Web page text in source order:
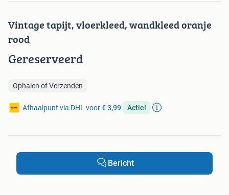
Vintage tapijt, vloerkleed, wandkleed oranje
rood
Gereserveerd
Ophalen of Verzenden
Afhaalpunt via DHL voor€ 3,99 Actie!
Bericht